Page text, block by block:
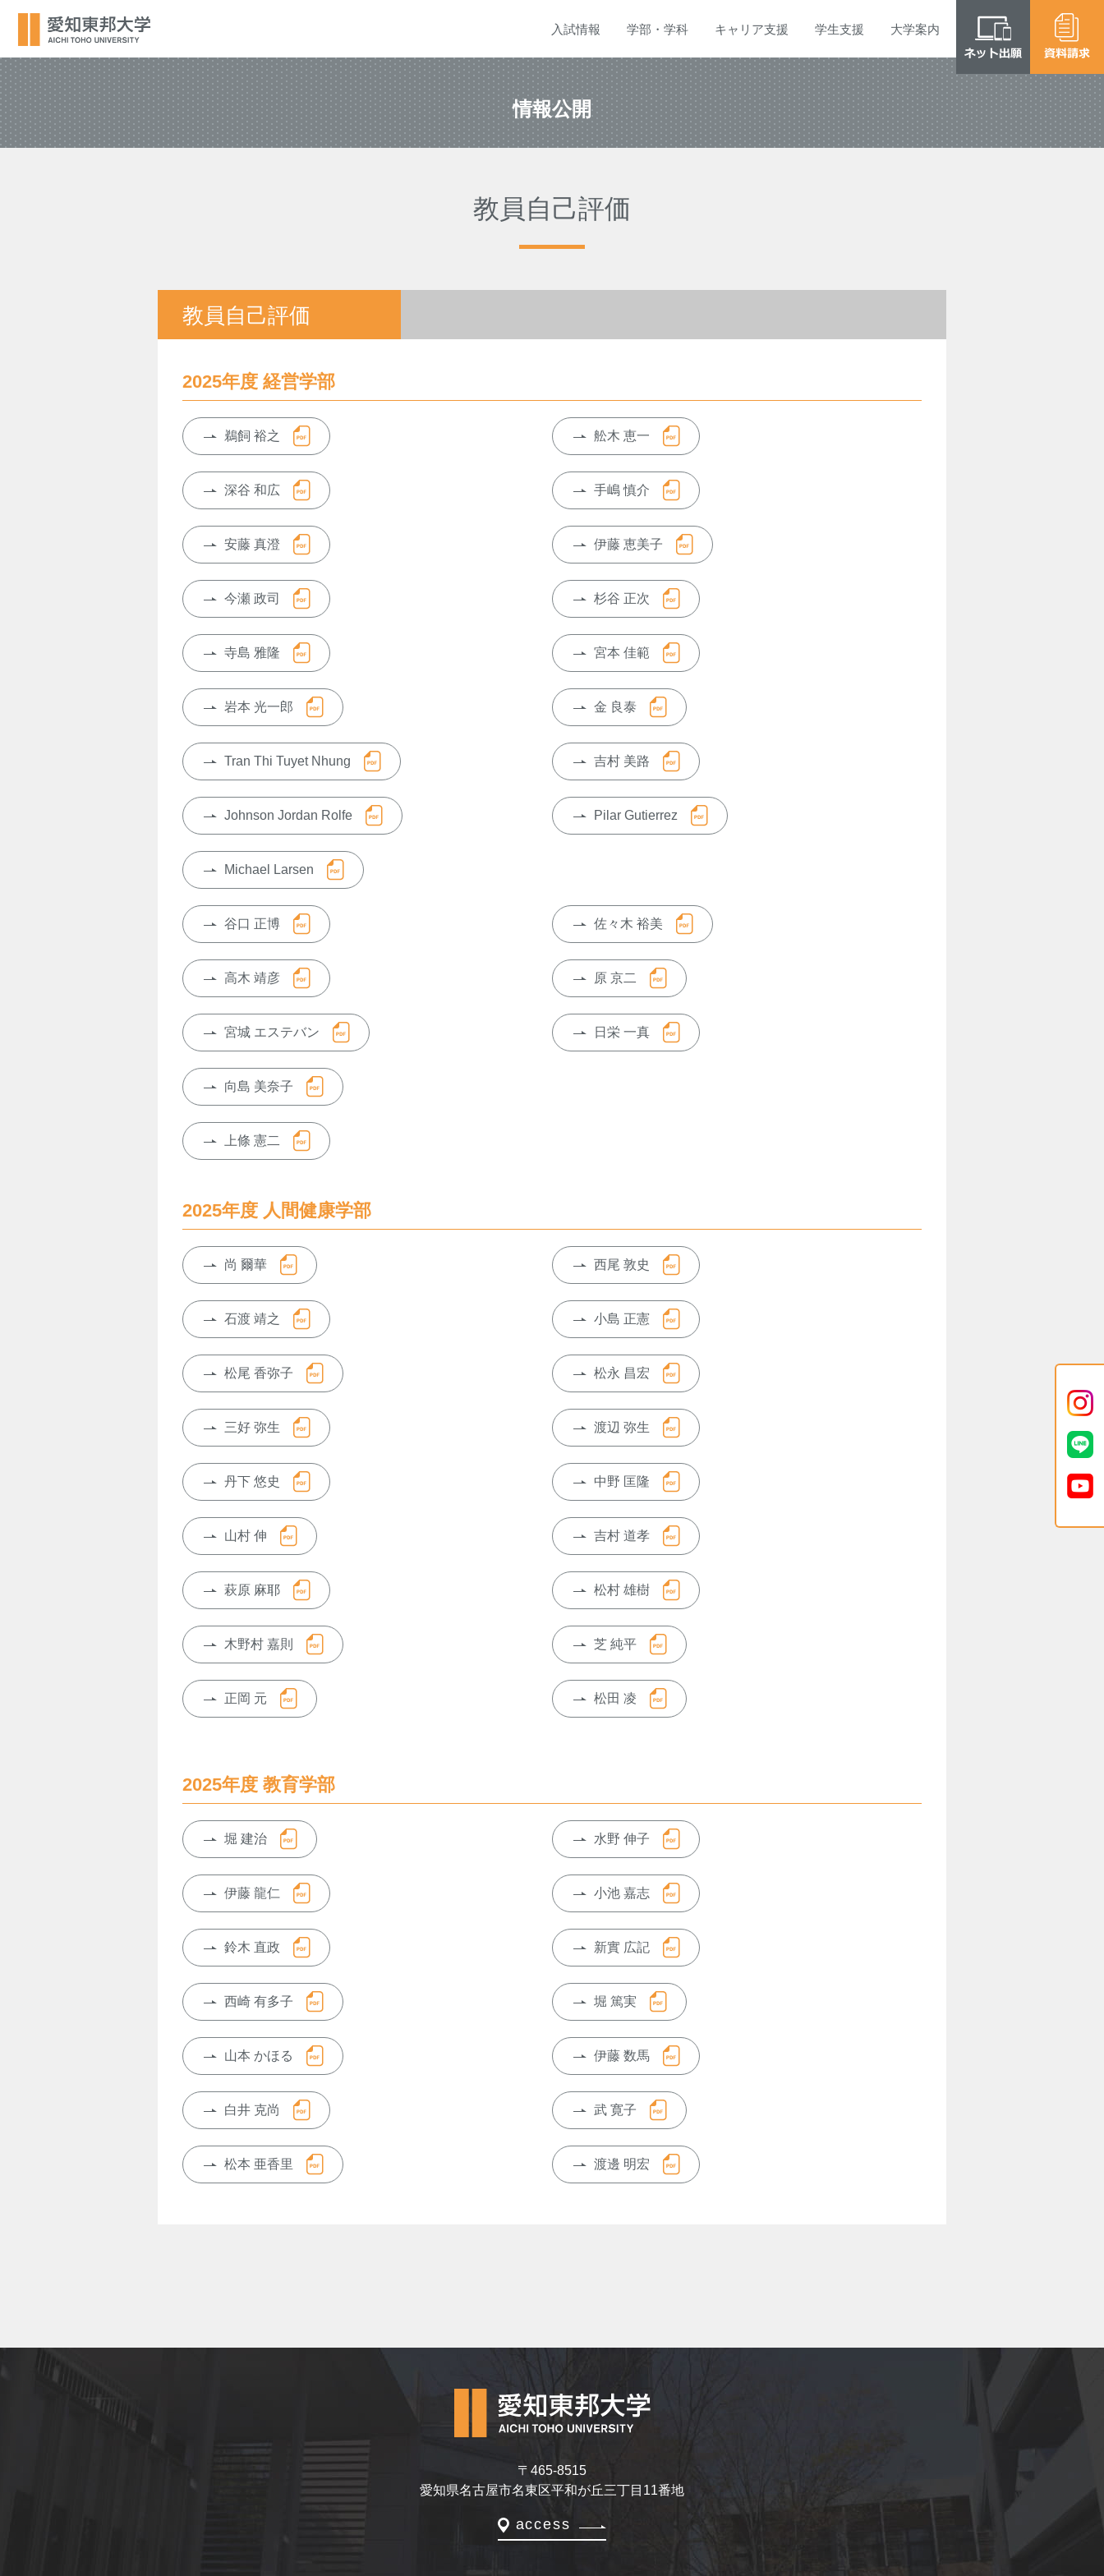
入試情報 学部 ・ 学科 キャリア支援 学生支援 大学案内
情報公開
教員自己評価
教員自己評価
2025年度 経営学部
鵜飼 裕之 舩木 恵一
深谷 和広 手嶋 慎介
安藤 真澄 伊藤 恵美子
今瀬 政司 杉谷 正次
寺島 雅隆 宮本 佳範
岩本 光一郎 金 良泰
Tran Thi Tuyet Nhung 吉村 美路
Johnson Jordan Rolfe Pilar Gutierrez
Michael Larsen
谷口 正博 佐々木 裕美
高木 靖彦 原 京二
宮城 エステバン 日栄 一真
向島 美奈子
上條 憲二
2025年度 人間健康学部
尚 爾華 西尾 敦史
石渡 靖之 小島 正憲
松尾 香弥子 松永 昌宏
三好 弥生 渡辺 弥生
丹下 悠史 中野 匡隆
山村 伸 吉村 道孝
萩原 麻耶 松村 雄樹
木野村 嘉則 芝 純平
正岡 元 松田 凌
2025年度 教育学部
堀 建治 水野 伸子
伊藤 龍仁 小池 嘉志
鈴木 直政 新實 広記
西崎 有多子 堀 篤実
山本 かほる 伊藤 数馬
白井 克尚 武 寛子
松本 亜香里 渡邊 明宏
〒465-8515
愛知県名古屋市名東区平和が丘三丁目11番地
access